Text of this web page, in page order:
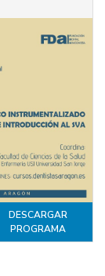
DESCARGAR
PROGRAMA